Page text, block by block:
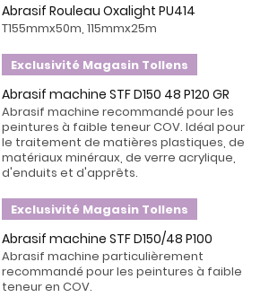
Abrasif Rouleau Oxalight PU414
T155mmx50m, 115mmx25m
Exclusivité Magasin Tollens
Abrasif machine STF D150 48 P120 GR
Abrasif machine recommandé pour les
peintures à faible teneur COV. Idéal pour
le traitement de matières plastiques, de
matériaux minéraux, de verre acrylique,
d'enduits et d'apprêts.
Exclusivité Magasin Tollens
Abrasif machine STF D150/48 P100
Abrasif machine particulièrement
recommandé pour les peintures à faible
teneur en COV.